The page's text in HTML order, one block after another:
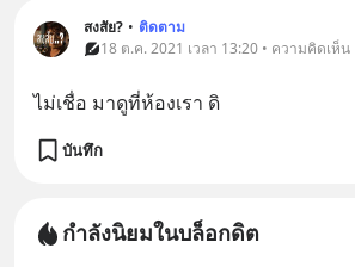
สงสัย? • ติดตาม
18 ต.ค. 2021 เวลา 13:20 • ความคิดเห็น
ไม่เชื่อ มาดูที่ห้องเรา ดิ
บันทึก
กำลังนิยมในบล็อกดิต